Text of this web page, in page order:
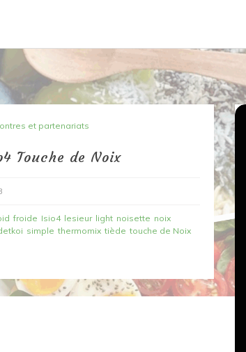
et partenariats
Touche de Noix
froide Isio4 lesieur light noisette noix
simple thermomix tiède touche de Noix